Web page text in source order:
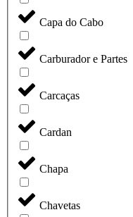
Capa do Cabo
Carburador e Partes
Carcaças
Cardan
Chapa
Chavetas